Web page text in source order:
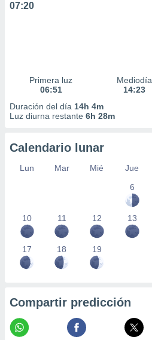
07:20
Primera luz
06:51
Mediodía
14:23
Duración del día 14h 4m
Luz diurna restante 6h 28m
Calendario lunar
Lun Mar Mié Jue
6
10 11 12 13
17 18 19
Compartir predicción